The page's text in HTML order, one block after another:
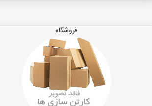
فروشگاه